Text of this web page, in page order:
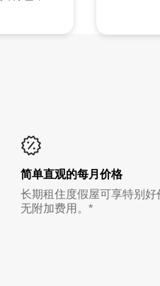
简单直观的每月价格
长期租住度假屋可享特别好
无附加费用。*